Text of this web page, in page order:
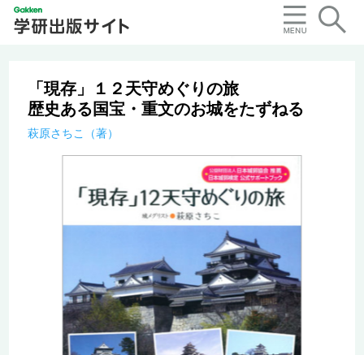
「現存」１２天守めぐりの旅
歴史ある国宝・重文のお城をたずねる
萩原さちこ（著）